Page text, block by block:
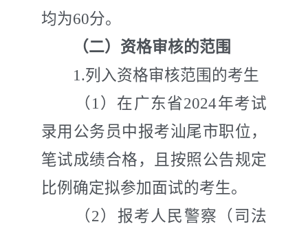
均为60分。
（二）资格审核的范围
1.列入资格审核范围的考生
（ 1 ）在广东省2024年考试
录用公务员中报考汕尾市职位，
笔试成绩合格，且按照公告规定
比例确定拟参加面试的考生。
（2）报考人民警察（司法